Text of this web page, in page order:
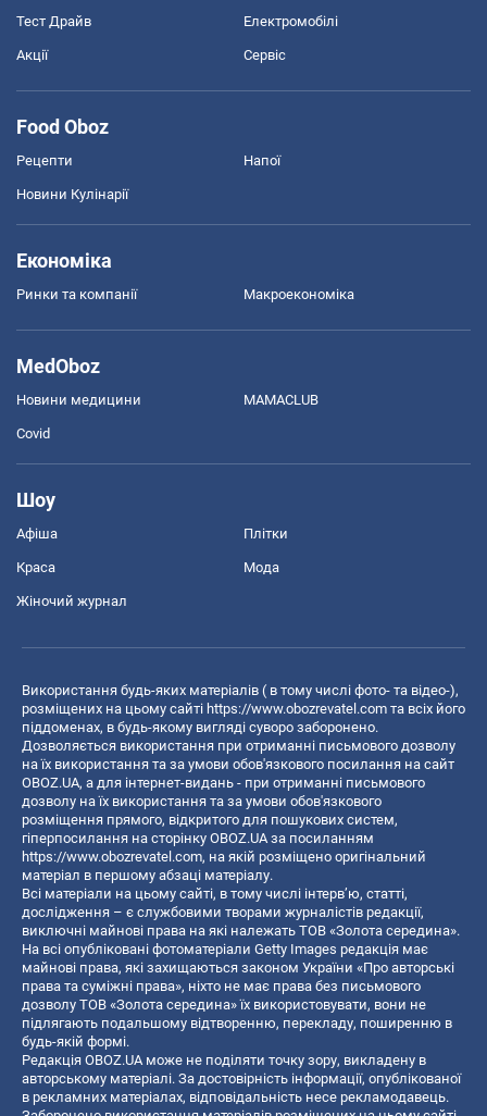
Тест Драйв Електромобілі
Акції Сервіс
Food Oboz
Рецепти Напої
Новини Кулінарії
Економіка
Ринки та компанії Макроекономіка
MedOboz
Новини медицини MAMACLUB
Covid
Шоу
Афіша Плітки
Краса Мода
Жіночий журнал
Використання будь-яких матеріалів ( в тому числі фото- та відео-),
розміщених на цьому сайті https://www.obozrevatel.com та всіх його
піддоменах, в будь-якому вигляді суворо заборонено.
Дозволяється використання при отриманні письмового дозволу
на їх використання та за умови обов'язкового посилання на сайт
OBOZ.UA, а для інтернет-видань - при отриманні письмового
дозволу на їх використання та за умови обов'язкового
розміщення прямого, відкритого для пошукових систем,
гіперпосилання на сторінку OBOZ.UA за посиланням
https://www.obozrevatel.com, на якій розміщено оригінальний
матеріал в першому абзаці матеріалу.
Всі матеріали на цьому сайті, в тому числі інтерв’ю, статті,
дослідження – є службовими творами журналістів редакції,
виключні майнові права на які належать ТОВ «Золота середина».
На всі опубліковані фотоматеріали Getty Images редакція має
майнові права, які захищаються законом України «Про авторські
права та суміжні права», ніхто не має права без письмового
дозволу ТОВ «Золота середина» їх використовувати, вони не
підлягають подальшому відтворенню, перекладу, поширенню в
будь-якій формі.
Редакція OBOZ.UA може не поділяти точку зору, викладену в
авторському матеріалі. За достовірність інформації, опублікованої
в рекламних матеріалах, відповідальність несе рекламодавець.